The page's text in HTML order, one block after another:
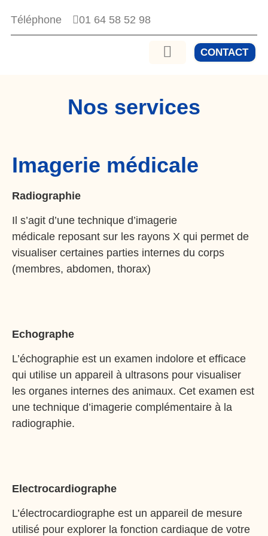
Téléphone 01 64 58 52 98
CONTACT
Nos services
Imagerie médicale
Radiographie
Il s’agit d’une technique d’imagerie
médicale reposant sur les rayons X qui permet de
visualiser certaines parties internes du corps
(membres, abdomen, thorax)
Echographe
L’échographie est un examen indolore et efficace
qui utilise un appareil à ultrasons pour visualiser
les organes internes des animaux. Cet examen est
une technique d’imagerie complémentaire à la
radiographie.
Electrocardiographe
L’électrocardiographe est un appareil de mesure
utilisé pour explorer la fonction cardiaque de votre